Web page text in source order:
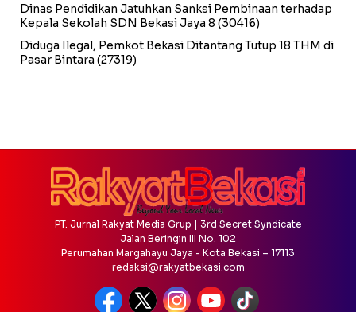
Dinas Pendidikan Jatuhkan Sanksi Pembinaan terhadap
Kepala Sekolah SDN Bekasi Jaya 8 (30416)
Diduga Ilegal, Pemkot Bekasi Ditantang Tutup 18 THM di
Pasar Bintara (27319)
PT. Jurnal Rakyat Media Grup | 3rd Secret Syndicate
Jalan Beringin III No. 102
Perumahan Margahayu Jaya - Kota Bekasi – 17113
redaksi@rakyatbekasi.com